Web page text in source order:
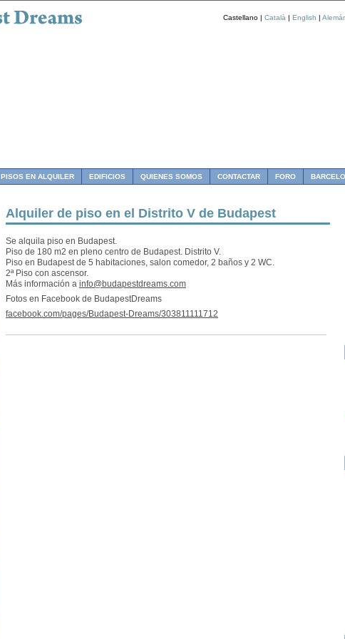
Castellano | Català | English |
PISOS EN ALQUILER EDIFICIOS QUIENES SOMOS CONTACTAR FORO
Alquiler de piso en el Distrito V de Budapest
Se alquila piso en Budapest.
Piso de 180 m2 en pleno centro de Budapest. Distrito V.
Piso en Budapest de 5 habitaciones, salon comedor, 2 baños y 2 WC.
2ª Piso con ascensor.
Más información a info@budapestdreams.com
Fotos en Facebook de BudapestDreams
facebook.com/pages/Budapest-Dreams/303811111712